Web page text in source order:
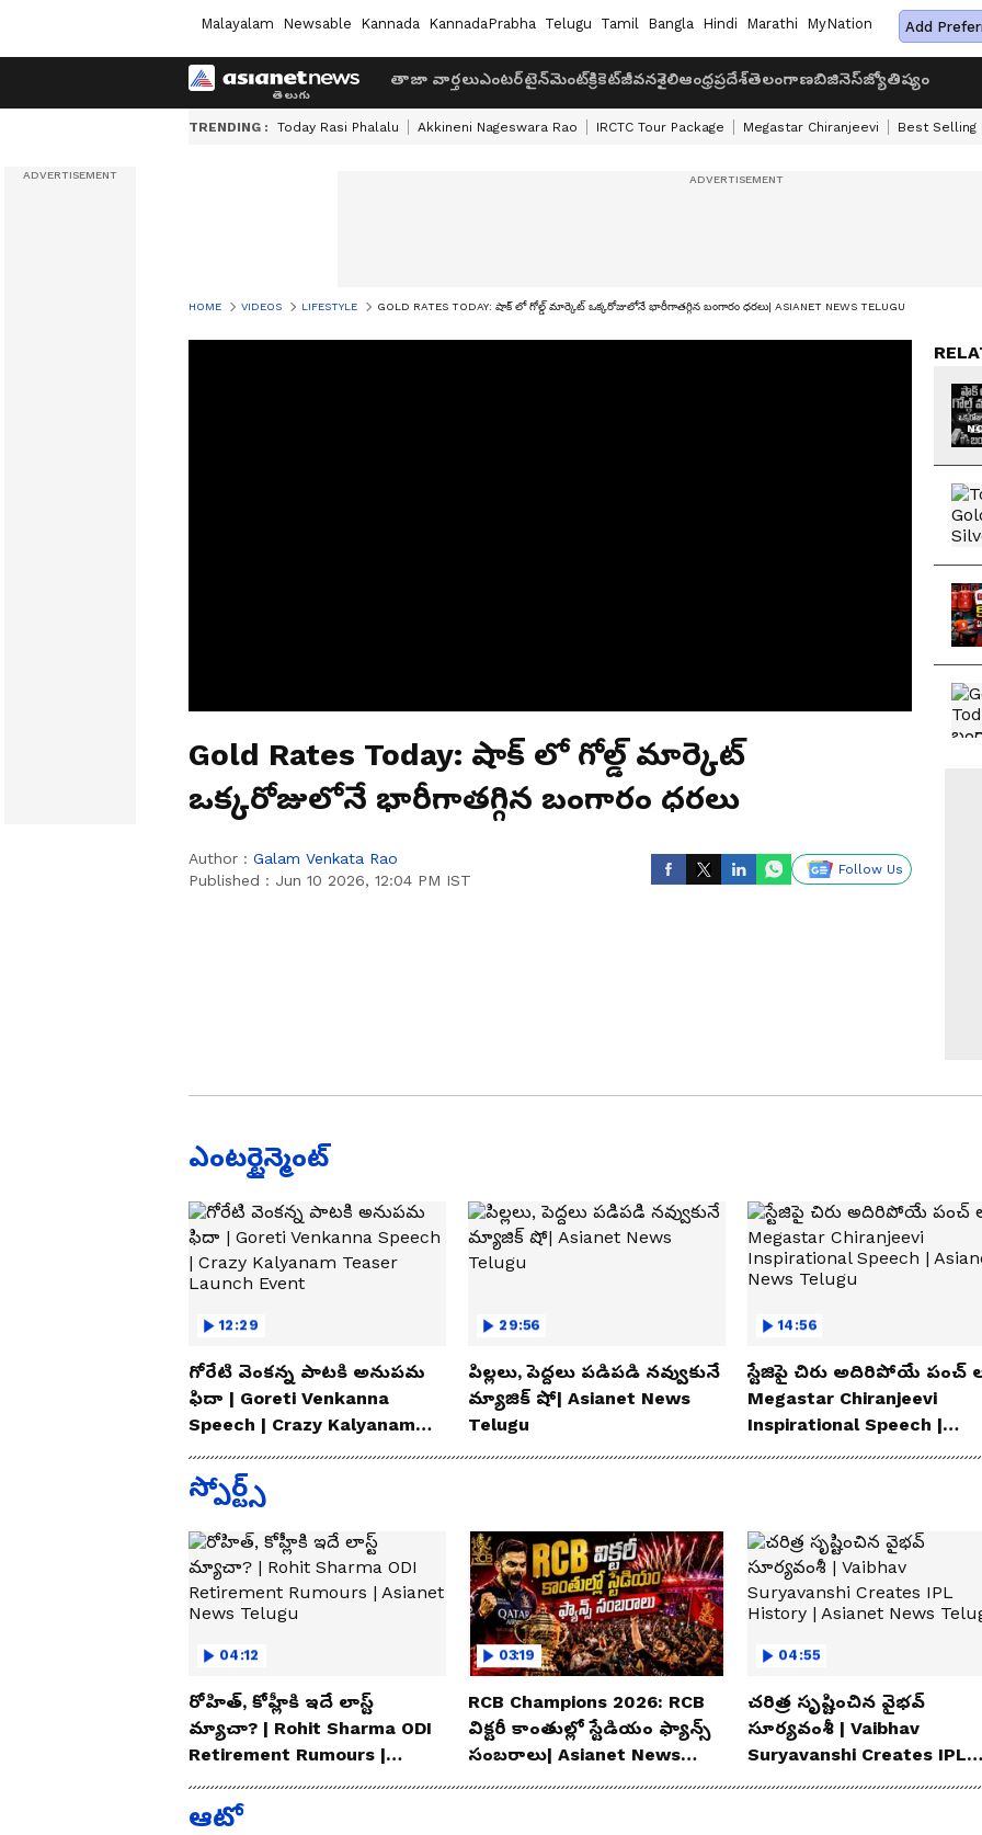
Malayalam Newsable Kannada KannadaPrabha Telugu Tamil Bangla Hindi Marathi MyNation Add
తాజా వార్తలుఎంటర్‌టైన్‌మెంట్క్రికెట్జీవనశైలిఆంధ్రప్రదేశ్తెలంగాణబిజినెస్జ్యోతిష్యం
TRENDING : Today Rasi Phalalu Akkineni Nageswara Rao IRCTC Tour Package Megastar Chiranjeevi Best Selling
HOME VIDEOS LIFESTYLE GOLD RATES TODAY: షాక్ లో గోల్డ్ మార్కెట్ ఒక్కరోజులోనే భారీగాతగ్గిన బంగారం ధరలు| ASIANET NEWS TELUGU
Gold Rates Today: షాక్ లో గోల్డ్ మార్కెట్
ఒక్కరోజులోనే భారీగాతగ్గిన బంగారం ధరలు
Author : Galam Venkata Rao
Published : Jun 10 2026, 12:04 PM IST
Follow Us
ఎంటర్టైన్మెంట్
12:29
గోరేటి వెంకన్న పాటకి అనుపమ
ఫిదా | Goreti Venkanna
Speech | Crazy Kalyanam
Teaser Launch Event
29:56
పిల్లలు, పెద్దలు పడిపడి నవ్వుకునే
మ్యాజిక్ షో| Asianet News
Telugu
14:56
స్టేజిపై చిరు అదిరిపోయే పంచ్
Megastar Chiranjeevi
Inspirational Speech |
Asianet News Telugu
స్పోర్ట్స్
04:12
రోహిత్, కోహ్లీకి ఇదే లాస్ట్
మ్యాచా? | Rohit Sharma ODI
Retirement Rumours |
Asianet News Telugu
03:19
RCB Champions 2026: RCB
విక్టరీ కాంతుల్లో స్టేడియం ఫ్యాన్స్
సంబరాలు| Asianet News
Telugu
04:55
చరిత్ర సృష్టించిన వైభవ్
సూర్యవంశీ | Vaibhav
Suryavanshi Creates IPL
History | Asianet News
ఆటో